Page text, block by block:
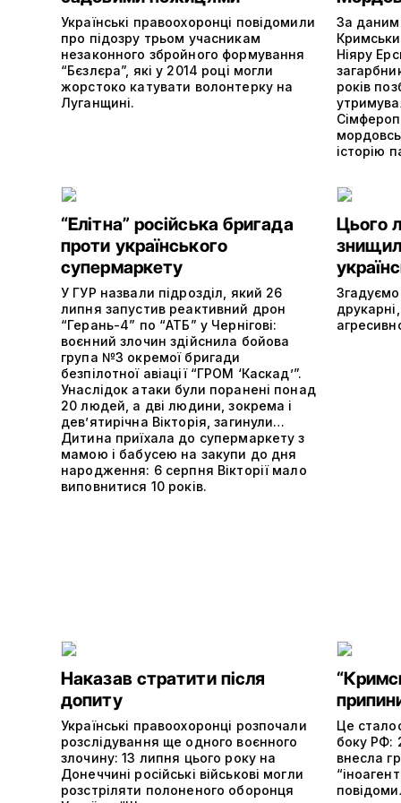
Українські правоохоронці повідомили
про підозру трьом учасникам
незаконного збройного формування
“Бєзлєра”, які у 2014 році могли
жорстоко катувати волонтерку на
Луганщині.
За
Ніяру
років
історію
“Елітна” російська бригада
проти українського
супермаркету
У ГУР назвали підрозділ, який 26
липня запустив реактивний дрон
“Герань-4” по “АТБ” у Чернігові:
воєнний злочин здійснила бойова
група №3 окремої бригади
безпілотної авіації “ГРОМ ‘Каскад’”.
Унаслідок атаки були поранені понад
20 людей, а дві людини, зокрема і
дев’ятирічна Вікторія, загинули…
Дитина приїхала до супермаркету з
мамою і бабусею на закупи до дня
народження: 6 серпня Вікторії мало
виповнитися 10 років.
Цього
Згадуємо
Наказав стратити після
допиту
Українські правоохоронці розпочали
розслідування ще одного воєнного
злочину: 13 липня цього року на
Донеччині російські військові могли
розстріляти полоненого оборонця
Це
боку РФ:
внесла